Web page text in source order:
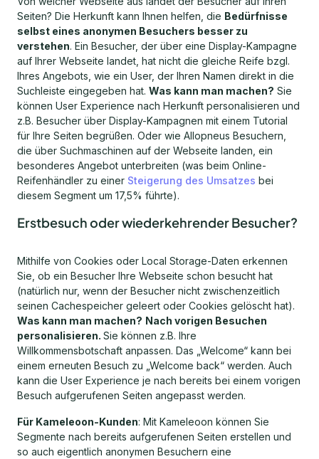
Seiten? Die Herkunft kann Ihnen helfen, die Bedürfnisse
selbst eines anonymen Besuchers besser zu
verstehen. Ein Besucher, der über eine Display-Kampagne
auf Ihrer Webseite landet, hat nicht die gleiche Reife bzgl.
Ihres Angebots, wie ein User, der Ihren Namen direkt in die
Suchleiste eingegeben hat. Was kann man machen? Sie
können User Experience nach Herkunft personalisieren und
z.B. Besucher über Display-Kampagnen mit einem Tutorial
für Ihre Seiten begrüßen. Oder wie Allopneus Besuchern,
die über Suchmaschinen auf der Webseite landen, ein
besonderes Angebot unterbreiten (was beim Online-
Reifenhändler zu einer Steigerung des Umsatzes bei
diesem Segment um 17,5% führte).
Erstbesuch oder wiederkehrender Besucher?
Mithilfe von Cookies oder Local Storage-Daten erkennen
Sie, ob ein Besucher Ihre Webseite schon besucht hat
(natürlich nur, wenn der Besucher nicht zwischenzeitlich
seinen Cachespeicher geleert oder Cookies gelöscht hat).
Was kann man machen? Nach vorigen Besuchen
personalisieren. Sie können z.B. Ihre
Willkommensbotschaft anpassen. Das „Welcome“ kann bei
einem erneuten Besuch zu „Welcome back“ werden. Auch
kann die User Experience je nach bereits bei einem vorigen
Besuch aufgerufenen Seiten angepasst werden.
Für Kameleoon-Kunden: Mit Kameleoon können Sie
Segmente nach bereits aufgerufenen Seiten erstellen und
so auch eigentlich anonymen Besuchern eine